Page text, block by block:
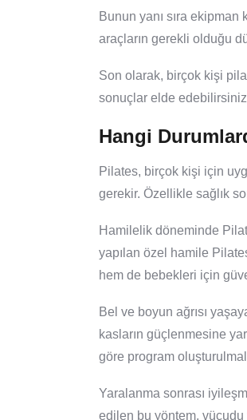
Bunun yanı sıra ekipman
araçların gerekli olduğu
Son olarak, birçok kişi
sonuçlar elde
Hangi
Pilates, birçok kişi için
gerekir. Özellikle sağlık
Hamilelik döneminde
yapılan özel hamile
hem de bebekleri için
Bel ve boyun ağrısı
kasların güçlenmesine
göre program
Yaralanma sonrası
edilen bu yöntem,